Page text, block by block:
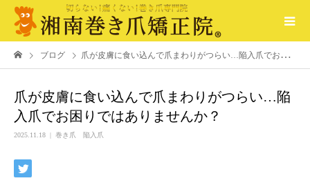
ブログ 爪が皮膚に食い込んで爪まわりがつらい…陥入爪でお困りではありませんか？
爪が皮膚に食い込んで爪まわりがつらい…陥
入爪でお困りではありませんか？
2025.11.18 巻き爪 陥入爪